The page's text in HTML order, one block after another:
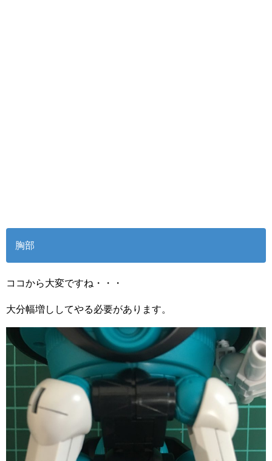
胸部
ココから大変ですね・・・
大分幅増ししてやる必要があります。